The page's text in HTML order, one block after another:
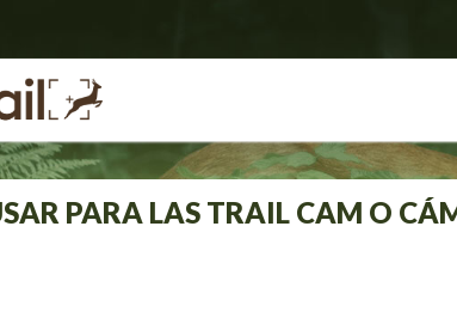
PARA LAS TRAIL CAM O